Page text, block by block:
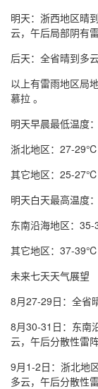
明天：浙西地区晴
云，午后局部阴有
后天：全省晴到多
以上有雷雨地区局
慕拉 。
明天早晨最低温度：
浙北地区：27-29℃
其它地区：25-27℃
明天白天最高温度：
东南沿海地区：35-
其它地区：37-39℃
未来七天天气展望
8月27-29日：全省
8月30-31日：东南
云，午后分散性雷
9月1-2日：浙北地
多云，午后分散性